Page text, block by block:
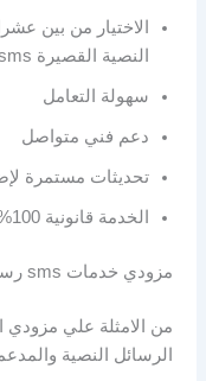
الاختيار من بين
النصية القصيرة sms
سهولة التعامل
دعم فني متواصل
تحديثات مستمرة
الخدمة قانونية 100% وأمنة 100%
مزودي خدمات sms رسائل
من الامثلة علي
الرسائل النصية